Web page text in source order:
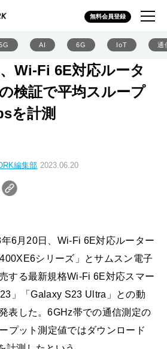
無料会員登録
AI 6G IoT 通
Wi-Fi 6E対応ルータ
検証で平均スループ
を計測
編集部 2023.06.20
6月20日、Wi-Fi 6E対応ルーター
シリーズ」とサムスン電子
する最新規格Wi-Fi 6E対応スマー
」「Galaxy S23 Ultra」との動
表した。6GHz帯での通信測定の
プット測定値ではダウンロード